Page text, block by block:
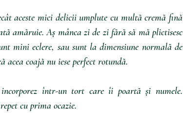
aceste mici delicii umplute cu multă cremă fină
amăruie. Aș mânca zi de zi fără să mă plictisesc
mini eclere, sau sunt la dimensiune normală de
acea coajă nu iese perfect rotundă.
într-un tort care îi poartă și numele.
cu prima ocazie.